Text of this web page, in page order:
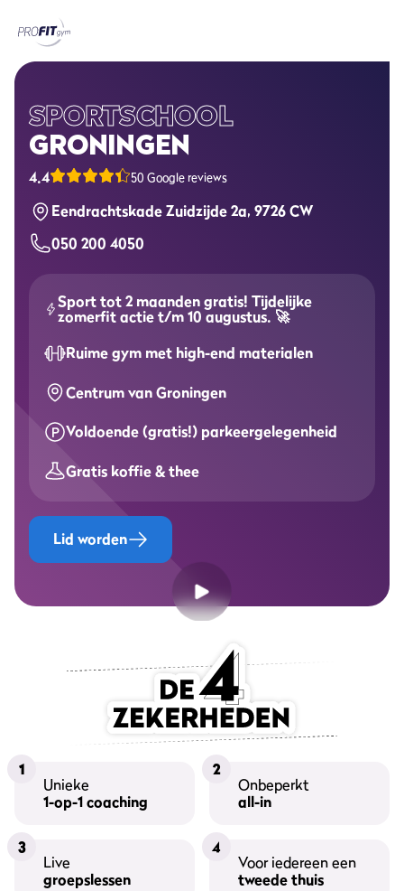
Abonnementen
Groepslessen
Waarom ProFit Gym
SPORTSCHOOL
GRONINGEN
4.4 50 Google reviews
Eendrachtskade Zuidzijde 2a, 9726 CW
050 200 4050
Sport tot 2 maanden gratis! Tijdelijke
zomerfit actie t/m 10 augustus. 🚀
Ruime gym met high-end materialen
Centrum van Groningen
Voldoende (gratis!) parkeergelegenheid
Gratis koffie & thee
Lid worden
1
Unieke
1-op-1 coaching
2
Onbeperkt
all-in
3
Live
groepslessen
4
Voor iedereen een
tweede thuis